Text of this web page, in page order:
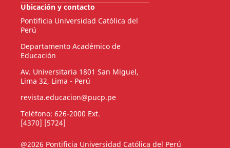
Ubicación y contacto
Pontificia Universidad Católica del
Perú
Departamento Académico de
Educación
Av. Universitaria 1801 San Miguel,
Lima 32, Lima - Perú
revista.educacion@pucp.pe
Teléfono: 626-2000 Ext.
[4370] [5724]
@2026 Pontificia Universidad Católica del Perú